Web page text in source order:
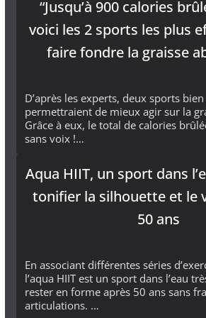
“Jusqu’à 900 calories
voici les 2 sports les plus
faire fondre la graisse
D’après les experts, deux sports
permettraient de mieux agir sur la
Grâce à eux, le total de calories
sans voix !…
Aqua HIIT, un sport dans
tonifier la silhouette et le
50 ans
En associant différentes séries
l’aqua HIIT est un sport dans l’eau
rester en forme après 50 ans sans
articulations. …